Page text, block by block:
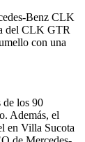
Benz CLK
del CLK GTR
con una
de los 90
Además, el
en Villa Sucota